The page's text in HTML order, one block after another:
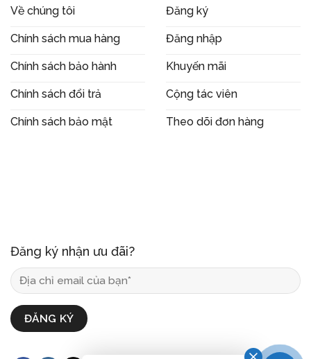
Về chúng tôi
Chính sách mua hàng
Chính sách bảo hành
Chính sách đổi trả
Chính sách bảo mật
Đăng ký
Đăng nhập
Khuyến mãi
Cộng tác viên
Theo dõi đơn hàng
Đăng ký nhận ưu đãi?